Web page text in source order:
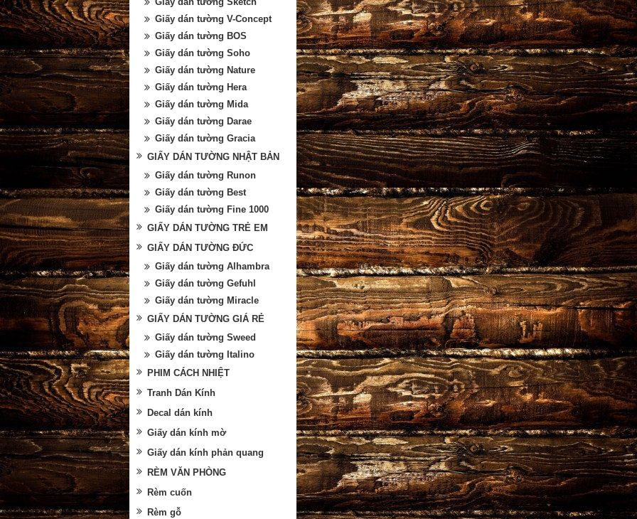
Giấy dán tường V-Concept
Giấy dán tường BOS
Giấy dán tường Soho
Giấy dán tường Nature
Giấy dán tường Hera
Giấy dán tường Mida
Giấy dán tường Darae
Giấy dán tường Gracia
GIẤY DÁN TƯỜNG NHẬT BẢN
Giấy dán tường Runon
Giấy dán tường Best
Giấy dán tường Fine 1000
GIẤY DÁN TƯỜNG TRẺ EM
GIẤY DÁN TƯỜNG ĐỨC
Giấy dán tường Alhambra
Giấy dán tường Gefuhl
Giấy dán tường Miracle
GIẤY DÁN TƯỜNG GIÁ RẺ
Giấy dán tường Sweed
Giấy dán tường Italino
PHIM CÁCH NHIỆT
Tranh Dán Kính
Decal dán kính
Giấy dán kính mờ
Giấy dán kính phản quang
RÈM VĂN PHÒNG
Rèm cuốn
Rèm gỗ